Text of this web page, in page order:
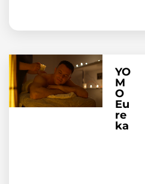
YO
M
O
Eu
re
ka